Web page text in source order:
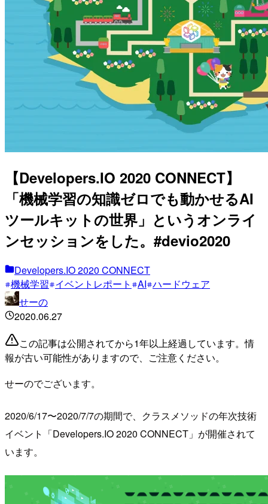
【Developers.IO 2020 CONNECT】
「機械学習の知識ゼロでも動かせるAI
ツールキットの世界」というオンライ
ンセッションをした。#devio2020
Developers.IO 2020 CONNECT
機械学習 イベントレポート AI ハードウェア
せーの
2020.06.27
この記事は公開されてから1年以上経過しています。情
報が古い可能性がありますので、ご注意ください。
せーのでございます。
2020/6/17〜2020/7/7の期間で、クラスメソッドの年次技術
イベント「Developers.IO 2020 CONNECT」が開催されて
います。